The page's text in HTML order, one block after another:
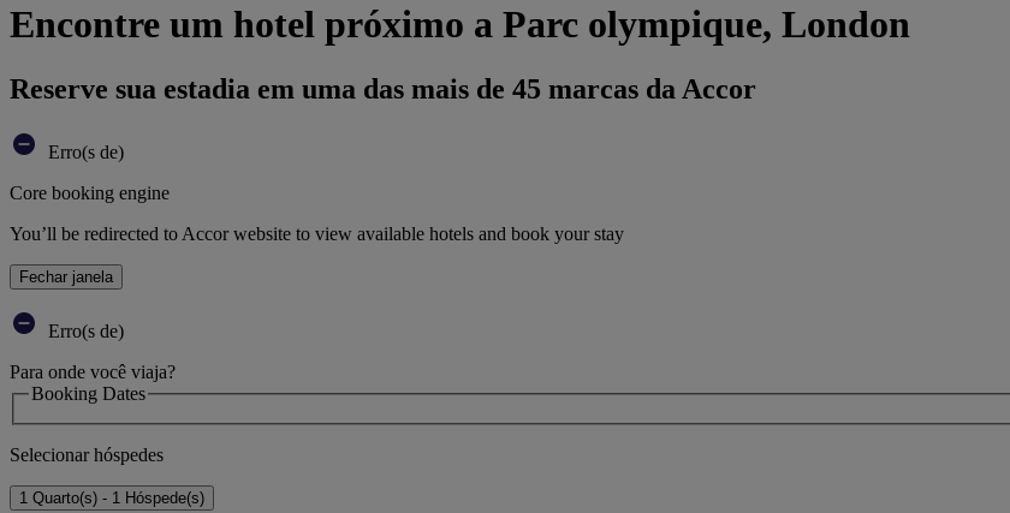
Encontre um hotel próximo a Parc olympique, London
Reserve sua estadia em uma das mais de 45 marcas da Accor
Erro(s de)
Core booking engine
You’ll be redirected to Accor website to view available hotels and book your stay
Fechar janela
Erro(s de)
Para onde você viaja?
Booking Dates
Selecionar hóspedes
1 Quarto(s) - 1 Hóspede(s)